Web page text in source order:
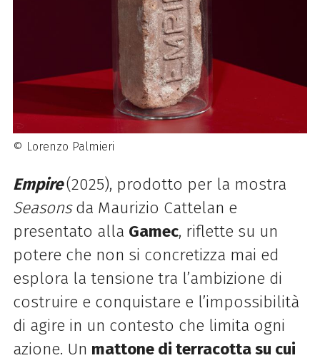
© Lorenzo Palmieri
Empire(2025), prodotto per la mostra
Seasonsda Maurizio Cattelan e
presentato alla Gamec, riflette su un
potere che non si concretizza mai ed
esplora la tensione tra l’ambizione di
costruire e conquistare e l’impossibilità
di agire in un contesto che limita ogni
azione. Un mattone di terracotta su cui